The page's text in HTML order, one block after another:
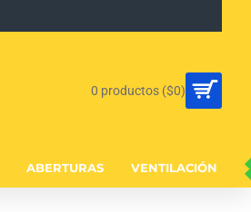
0 productos ($0)
ABERTURAS VENTILACIÓN